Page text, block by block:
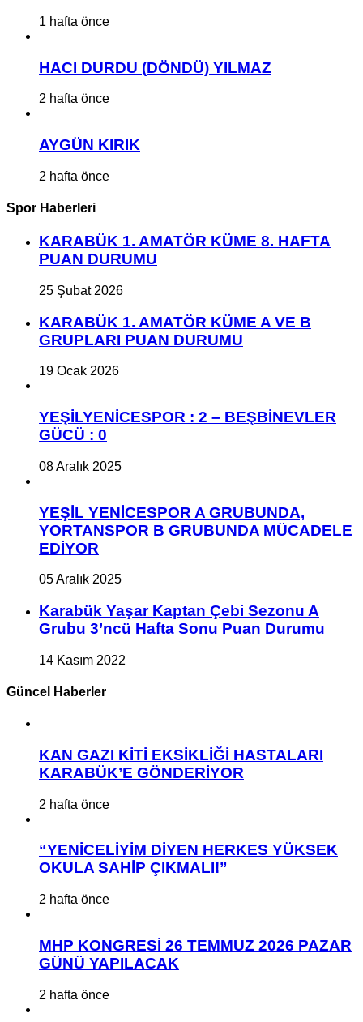
1 hafta önce
HACI DURDU (DÖNDÜ) YILMAZ
2 hafta önce
AYGÜN KIRIK
2 hafta önce
Spor Haberleri
KARABÜK 1. AMATÖR KÜME 8. HAFTA
PUAN DURUMU
25 Şubat 2026
KARABÜK 1. AMATÖR KÜME A VE B
GRUPLARI PUAN DURUMU
19 Ocak 2026
YEŞİLYENİCESPOR : 2 – BEŞBİNEVLER
GÜCÜ : 0
08 Aralık 2025
YEŞİL YENİCESPOR A GRUBUNDA,
YORTANSPOR B GRUBUNDA MÜCADELE
EDİYOR
05 Aralık 2025
Karabük Yaşar Kaptan Çebi Sezonu A
Grubu 3’ncü Hafta Sonu Puan Durumu
14 Kasım 2022
Güncel Haberler
KAN GAZI KİTİ EKSİKLİĞİ HASTALARI
KARABÜK’E GÖNDERİYOR
2 hafta önce
“YENİCELİYİM DİYEN HERKES YÜKSEK
OKULA SAHİP ÇIKMALI!”
2 hafta önce
MHP KONGRESİ 26 TEMMUZ 2026 PAZAR
GÜNÜ YAPILACAK
2 hafta önce